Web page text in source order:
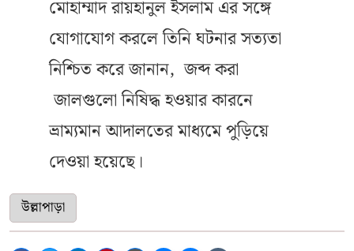
মোহাম্মাদ রায়হানুল ইসলাম এর সঙ্গে
যোগাযোগ করলে তিনি ঘটনার সত্যতা
নিশ্চিত করে জানান, জব্দ করা
জালগুলো নিষিদ্ধ হওয়ার কারনে
ভ্রাম্যমান আদালতের মাধ্যমে পুড়িয়ে
দেওয়া হয়েছে।
উল্লাপাড়া